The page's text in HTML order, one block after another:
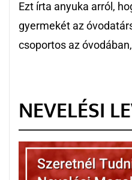
Ezt írta anyuka arról,
gyermekét az
csoportos az
NEVELÉSI